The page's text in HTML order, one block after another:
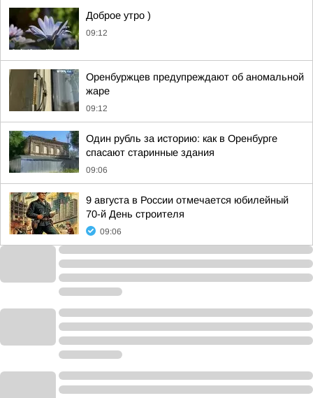
Доброе утро )
09:12
Оренбуржцев предупреждают об аномальной
жаре
09:12
Один рубль за историю: как в Оренбурге
спасают старинные здания
09:06
9 августа в России отмечается юбилейный
70-й День строителя
09:06